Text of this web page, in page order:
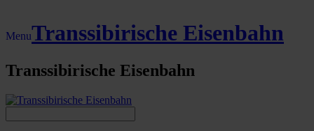
MenuTranssibirische Eisenbahn
Transsibirische Eisenbahn